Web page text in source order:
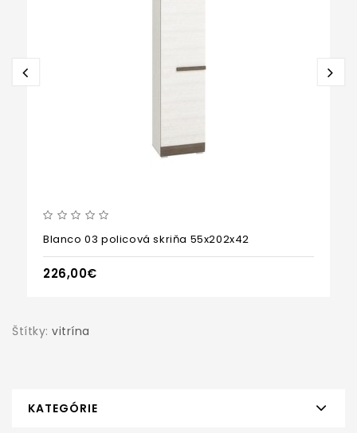
Blanco 03 policová skriňa 55x202x42
226,00€
Štítky: vitrína
KATEGÓRIE